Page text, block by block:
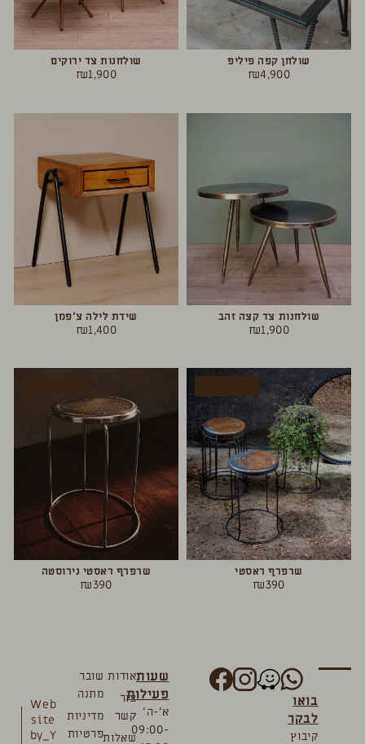
שולחן קפה פיליפ
₪4,900
שולחנות צד ירוקים
₪1,900
שולחנות צד קצה זהב
₪1,900
שידת לילה צ’פמן
₪1,400
שרפרף ראסטי
₪390
שרפרף ראסטי נירוסטה
₪390
בואו
לבקר
קיבוץ
שעות
פעילות
א’-ה’
09:00-
אודות
צור
קשר
שאלות
שובר
מתנה
מדיניות
פרטיות
Web
site
by_Y